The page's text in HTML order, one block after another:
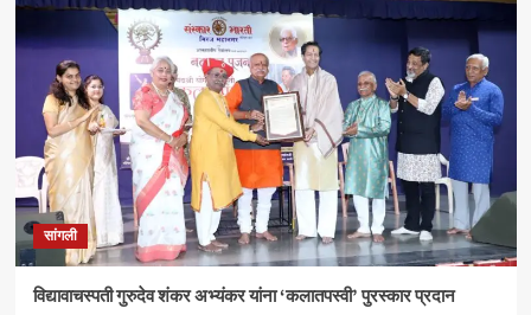
सांगली
विद्यावाचस्पती गुरुदेव शंकर अभ्यंकर यांना ‘कलातपस्वी’ पुरस्कार प्रदान